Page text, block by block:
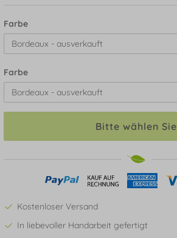
Farbe
Farbe
Bitte wählen Sie
Kostenloser Versand
In liebevoller Handarbeit gefertigt